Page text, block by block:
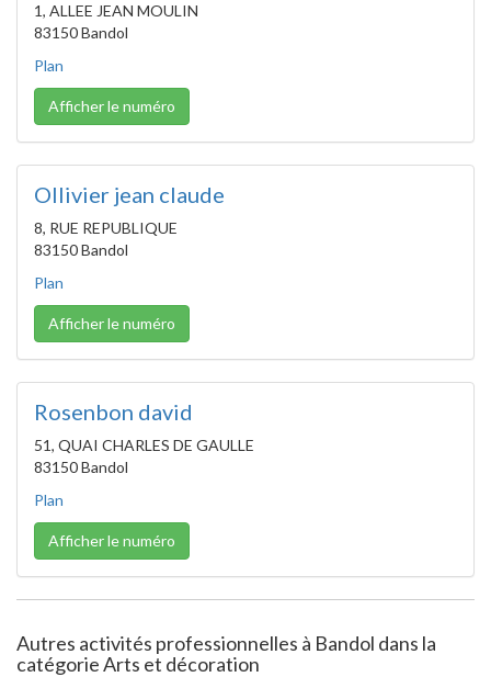
1, ALLEE JEAN MOULIN
83150 Bandol
Plan
Afficher le numéro
Ollivier jean claude
8, RUE REPUBLIQUE
83150 Bandol
Plan
Afficher le numéro
Rosenbon david
51, QUAI CHARLES DE GAULLE
83150 Bandol
Plan
Afficher le numéro
Autres activités professionnelles à Bandol dans la
catégorie Arts et décoration